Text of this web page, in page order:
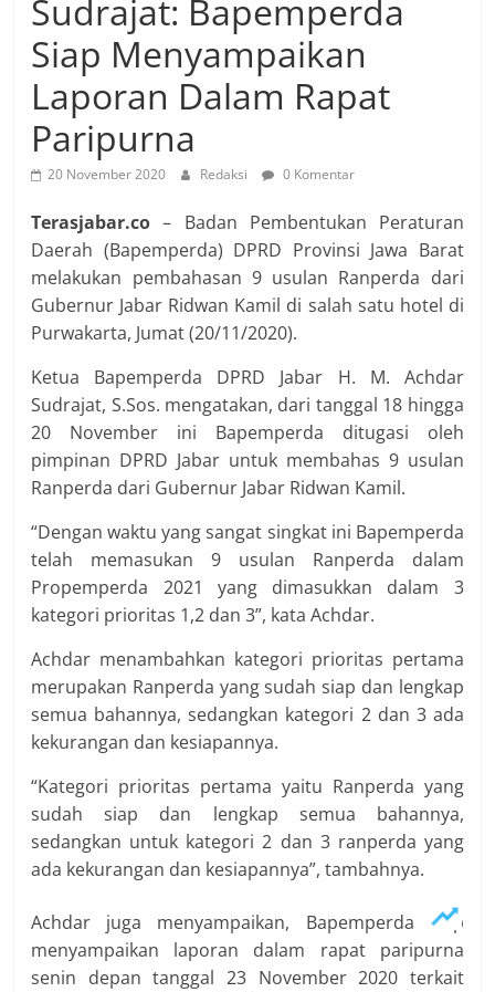
Sudrajat: Bapemperda
Siap Menyampaikan
Laporan Dalam Rapat
Paripurna
20 November 2020 Redaksi 0 Komentar
Terasjabar.co– Badan Pembentukan Peraturan
Daerah (Bapemperda) DPRD Provinsi Jawa Barat
melakukan pembahasan 9 usulan Ranperda dari
Gubernur Jabar Ridwan Kamil di salah satu hotel di
Purwakarta, Jumat (20/11/2020).
Ketua Bapemperda DPRD Jabar H. M. Achdar
Sudrajat, S.Sos. mengatakan, dari tanggal 18 hingga
20 November ini Bapemperda ditugasi oleh
pimpinan DPRD Jabar untuk membahas 9 usulan
Ranperda dari Gubernur Jabar Ridwan Kamil.
“Dengan waktu yang sangat singkat ini Bapemperda
telah memasukan 9 usulan Ranperda dalam
Propemperda 2021 yang dimasukkan dalam 3
kategori prioritas 1,2 dan 3”, kata Achdar.
Achdar menambahkan kategori prioritas pertama
merupakan Ranperda yang sudah siap dan lengkap
semua bahannya, sedangkan kategori 2 dan 3 ada
kekurangan dan kesiapannya.
“Kategori prioritas pertama yaitu Ranperda yang
sudah siap dan lengkap semua bahannya,
sedangkan untuk kategori 2 dan 3 ranperda yang
ada kekurangan dan kesiapannya”, tambahnya.
Achdar juga menyampaikan, Bapemperda siap
menyampaikan laporan dalam rapat paripurna
senin depan tanggal 23 November 2020 terkait